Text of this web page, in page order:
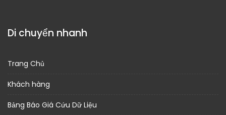
Di chuyển nhanh
Trang Chủ
Khách hàng
Bảng Báo Giá Cứu Dữ Liệu